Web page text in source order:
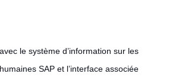
le système d’information sur les
SAP et l’interface associée